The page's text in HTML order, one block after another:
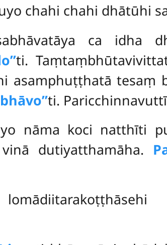
chahi chahi dhātūhi
ca idha
ti.
asamphuṭṭhatā tesaṃ
ti.
nāma koci natthīti
dutiyatthamāha.